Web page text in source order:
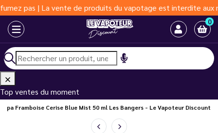
| La vente de produits du vapotage est interdite aux moins
0
Top ventes du moment
Framboise Cerise Blue Mist 50 ml Les Bangers - Le Vapoteur Discount